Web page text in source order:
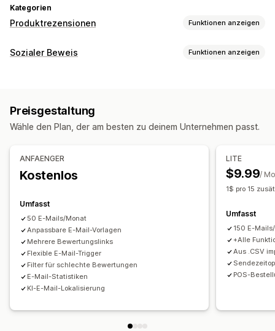
Kategorien
Produktrezensionen Funktionen anzeigen
Anzeigeoptionen
E-Mail-Anfragen
Push-Benachrichtigungen
Umfragen
QR-Codes
Automatisierungen
Sozialer Beweis Funktionen anzeigen
Anzeigeoptionen
Preisgestaltung
Wähle den Plan, der am besten zu deinem Unternehmen passt.
ANFAENGER
Kostenlos
Umfasst
50 E-Mails/Monat
Anpassbare E-Mail-Vorlagen
Mehrere Bewertungslinks
Flexible E-Mail-Trigger
Filter für schlechte Bewertungen
E-Mail-Statistiken
KI-E-Mail-Lokalisierung
LITE
$9.99/
1$ pro 15
Umfasst
150 E-
+Alle
Aus .CSV
POS-